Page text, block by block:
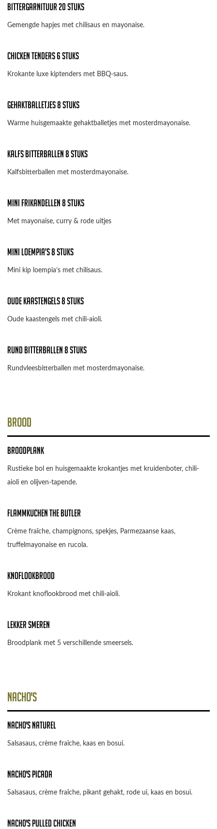
Bittergarnituur 20 Stuks
Gemengde hapjes met chilisaus en mayonaise.
chicken tenders 6 stuks
Krokante luxe kiptenders met BBQ-saus.
Gehaktballetjes 8 Stuks
Warme huisgemaakte gehaktballetjes met mosterdmayonaise.
Kalfs Bitterballen 8 stuks
Kalfsbitterballen met mosterdmayonaise.
Mini Frikandellen 8 Stuks
Met mayonaise, curry & rode uitjes
Mini loempia’s 8 stuks
Mini kip loempia’s met chilisaus.
Oude kaastengels 8 stuks
Oude kaastengels met chili-aioli.
Rund bitterballen 8 stuks
Rundvleesbitterballen met mosterdmayonaise.
Brood
Broodplank
Rustieke bol en huisgemaakte krokantjes met kruidenboter, chili-
aioli en olijven-tapende.
Flammkuchen the butler
Crème fraîche, champignons, spekjes, Parmezaanse kaas,
truffelmayonaise en rucola.
Knoflookbrood
Krokant knoflookbrood met chili-aioli.
Lekker Smeren
Broodplank met 5 verschillende smeersels.
Nacho's
Nacho's Naturel
Salsasaus, crème fraîche, kaas en bosui.
Nacho's Picada
Salsasaus, crème fraîche, pikant gehakt, rode ui, kaas en bosui.
Nacho's Pulled Chicken